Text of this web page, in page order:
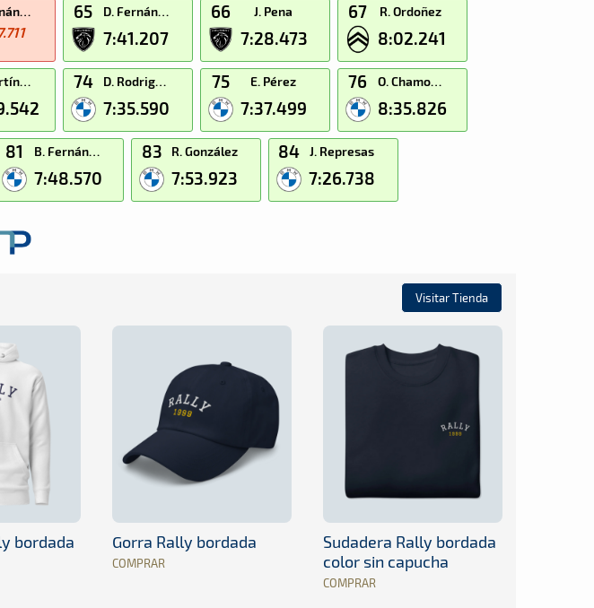
C. Fernández 65 D. Fernández
7:41.207
66 J. Pena
7:28.473
67 R. Ordoñez
8:02.241
H. Martínez 74 D. Rodriguez
7:35.590
75 E. Pérez
7:37.499
76 O. Chamorro
8:35.826
81 B. Fernández
7:48.570
83 R. González
7:53.923
84 J. Represas
7:26.738
Visitar Tienda
bordada
Gorra Rally bordada
COMPRAR
Sudadera Rally bordada
color sin capucha
COMPRAR